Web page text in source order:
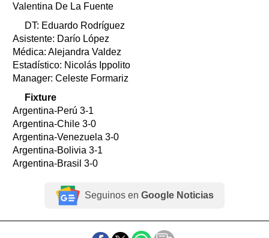
Valentina De La Fuente
DT: Eduardo Rodríguez
Asistente: Darío López
Médica: Alejandra Valdez
Estadístico: Nicolás Ippolito
Manager: Celeste Formariz
Fixture
Argentina-Perú 3-1
Argentina-Chile 3-0
Argentina-Venezuela 3-0
Argentina-Bolivia 3-1
Argentina-Brasil 3-0
Seguinos en Google Noticias